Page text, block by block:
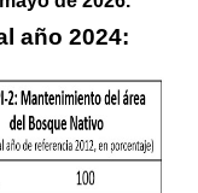
año 2024: